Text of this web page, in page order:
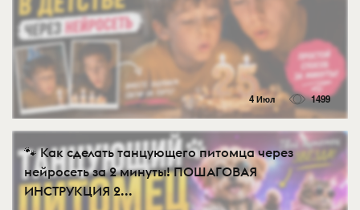
4 Июл 1499
🐾 Как сделать танцующего питомца через
нейросеть за 2 минуты! ПОШАГОВАЯ
ИНСТРУКЦИЯ 2...